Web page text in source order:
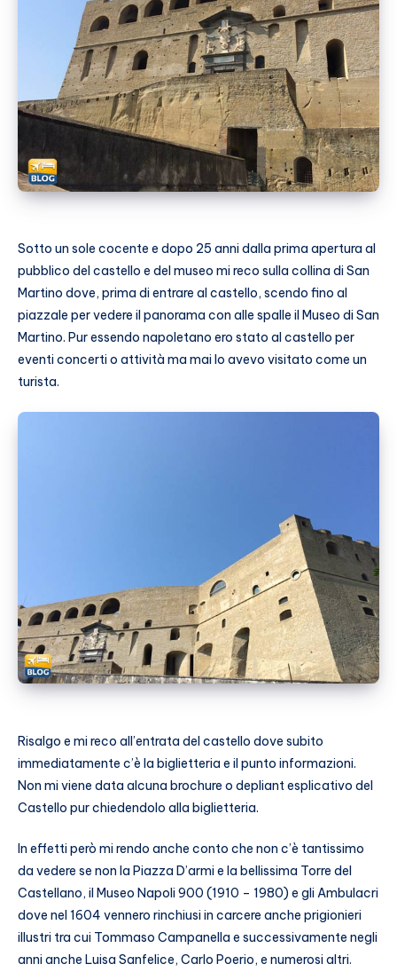
Sotto un sole cocente e dopo 25 anni dalla prima apertura al
pubblico del castello e del museo mi reco sulla collina di San
Martino dove, prima di entrare al castello, scendo fino al
piazzale per vedere il panorama con alle spalle il Museo di San
Martino. Pur essendo napoletano ero stato al castello per
eventi concerti o attività ma mai lo avevo visitato come un
turista.
Risalgo e mi reco all’entrata del castello dove subito
immediatamente c’è la biglietteria e il punto informazioni.
Non mi viene data alcuna brochure o depliant esplicativo del
Castello pur chiedendolo alla biglietteria.
In effetti però mi rendo anche conto che non c’è tantissimo
da vedere se non la Piazza D’armi e la bellissima Torre del
Castellano, il Museo Napoli 900 (1910 – 1980) e gli Ambulacri
dove nel 1604 vennero rinchiusi in carcere anche prigionieri
illustri tra cui Tommaso Campanella e successivamente negli
anni anche Luisa Sanfelice, Carlo Poerio, e numerosi altri.